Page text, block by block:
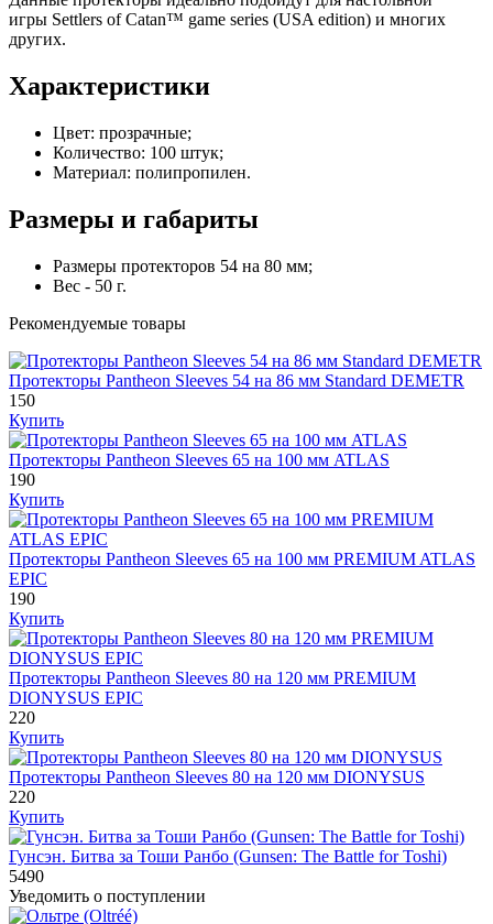
игры Settlers of Catan™ game series (USA edition) и многих
других.
Характеристики
Цвет: прозрачные;
Количество: 100 штук;
Материал: полипропилен.
Размеры и габариты
Размеры протекторов 54 на 80 мм;
Вес - 50 г.
Рекомендуемые товары
Протекторы Pantheon Sleeves 54 на 86 мм Standard DEMETR
150
Купить
Протекторы Pantheon Sleeves 65 на 100 мм ATLAS
190
Купить
Протекторы Pantheon Sleeves 65 на 100 мм PREMIUM ATLAS
EPIC
190
Купить
Протекторы Pantheon Sleeves 80 на 120 мм PREMIUM
DIONYSUS EPIC
220
Купить
Протекторы Pantheon Sleeves 80 на 120 мм DIONYSUS
220
Купить
Гунсэн. Битва за Тоши Ранбо (Gunsen: The Battle for Toshi)
5490
Уведомить о поступлении